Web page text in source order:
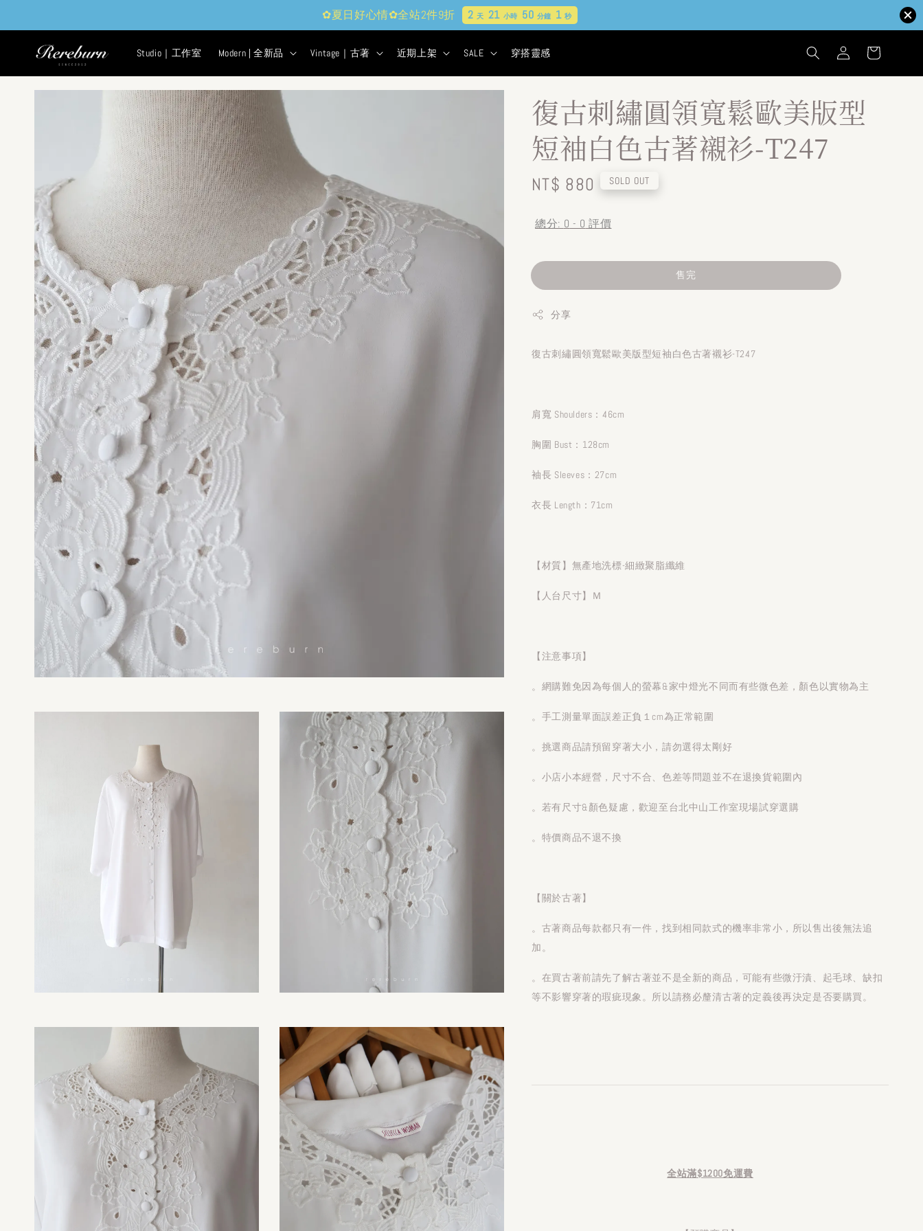
✿夏日好心情✿全站2件9折 2天 21 小時 50 分鐘 0秒
Studio｜工作室 Modern | 全新品 Vintage｜古著 近期上架 SALE 穿搭靈感
復古刺繡圓領寬鬆歐美版型
短袖白色古著襯衫-T247
Regular
NT$ 880 SOLD OUT
總分: 0 - 0 評價
售完
分享
復古刺繡圓領寬鬆歐美版型短袖白色古著襯衫-T247
肩寬 Shoulders：46cm
胸圍 Bust：128cm
袖長 Sleeves：27cm
衣長 Length：71cm
【材質】無產地洗標-細緻聚脂纖維
【人台尺寸】Ｍ
【注意事項】
。網購難免因為每個人的螢幕&家中燈光不同而有些微色差，顏色以實物為主
。手工測量單面誤差正負１cm為正常範圍
。挑選商品請預留穿著大小，請勿選得太剛好
。小店小本經營，尺寸不合、色差等問題並不在退換貨範圍內
。若有尺寸&顏色疑慮，歡迎至台北中山工作室現場試穿選購
。特價商品不退不換
【關於古著】
。古著商品每款都只有一件，找到相同款式的機率非常小，所以售出後無法追
加。
。在買古著前請先了解古著並不是全新的商品，可能有些微汙漬、起毛球、缺扣
等不影響穿著的瑕疵現象。所以請務必釐清古著的定義後再決定是否要購買。
全站滿$1200免運費